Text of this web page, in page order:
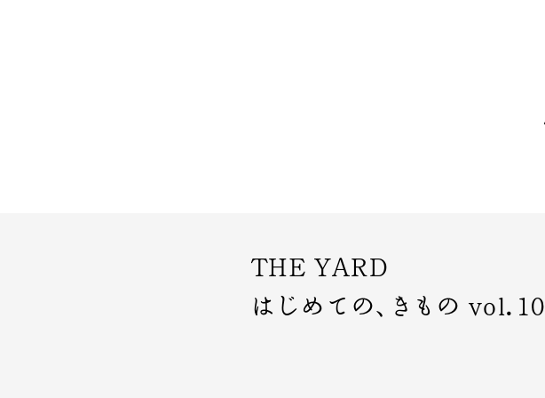
THE YARD
はじめての、きもの vol.10